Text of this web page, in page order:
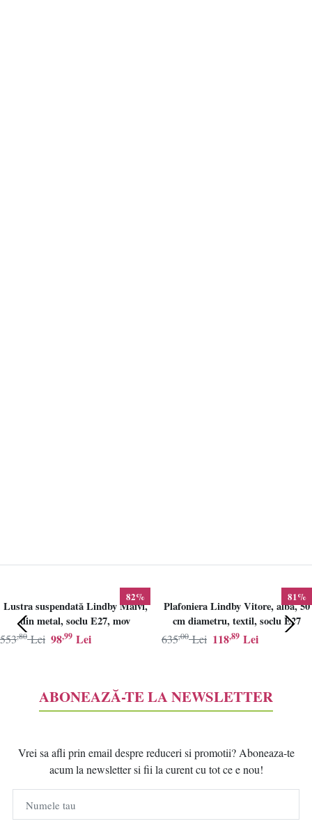
82%
Lustra suspendată Lindby Maivi,
din metal, soclu E27, mov
98,99 Lei
553,80 Lei
81%
Plafoniera Lindby Vitore, alba, 50
cm diametru, textil, soclu E27
118,89 Lei
635,00 Lei
ABONEAZĂ-TE LA NEWSLETTER
Vrei sa afli prin email despre reduceri si promotii? Aboneaza-te
acum la newsletter si fii la curent cu tot ce e nou!
Numele tau